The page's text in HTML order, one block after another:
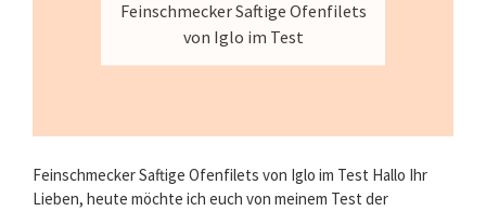
Feinschmecker Saftige Ofenfilets
von Iglo im Test
Feinschmecker Saftige Ofenfilets von Iglo im Test Hallo Ihr
Lieben, heute möchte ich euch von meinem Test der